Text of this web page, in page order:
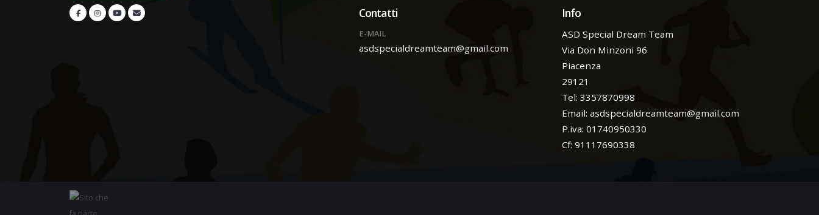
Contatti
E-MAIL
asdspecialdreamteam@gmail.com
Info
ASD Special Dream Team
Via Don Minzoni 96
Piacenza
29121
Tel: 3357870998
Email: asdspecialdreamteam@gmail.com
P.iva: 01740950330
Cf: 91117690338